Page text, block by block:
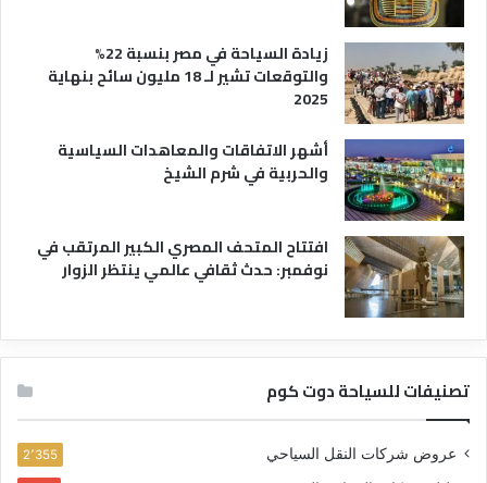
زيادة السياحة في مصر بنسبة 22%
والتوقعات تشير لـ 18 مليون سائح بنهاية
2025
أشهر الاتفاقات والمعاهدات السياسية
والحربية في شرم الشيخ
افتتاح المتحف المصري الكبير المرتقب في
نوفمبر: حدث ثقافي عالمي ينتظر الزوار
تصنيفات للسياحة دوت كوم
عروض شركات النقل السياحي 2٬355